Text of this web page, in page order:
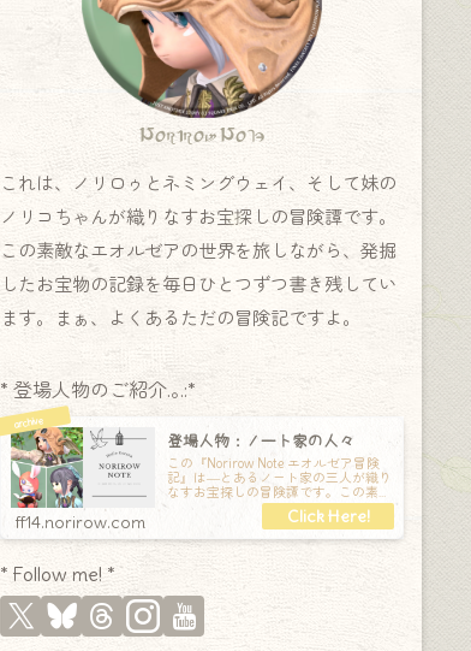
Norirow Note
これは、ノリロゥとネミングウェイ、そして妹の
ノリコちゃんが織りなすお宝探しの冒険譚です。
この素敵なエオルゼアの世界を旅しながら、発掘
したお宝物の記録を毎日ひとつずつ書き残してい
ます。まぁ、よくあるただの冒険記ですよ。
* 登場人物のご紹介.｡.:*
登場人物：ノート家の人々
この『Norirow Note エオルゼア冒険
記』は―とあるノート家の三人が織り
なすお宝探しの冒険譚です。この素敵
な Final Fantasy XIV の世界を旅しな
ff14.norirow.com
* Follow me! *